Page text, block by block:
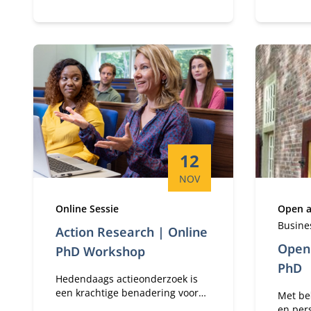
past.
Action Research | Online
PhD Workshop
Startdatum:
12
NOV
Type:
Online Sessie
Hedendaags actieonderzoek is
een krachtige benadering voor
PhD
Type:
Open
Met